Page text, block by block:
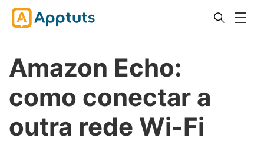
Amazon Echo:
como conectar a
outra rede Wi-Fi